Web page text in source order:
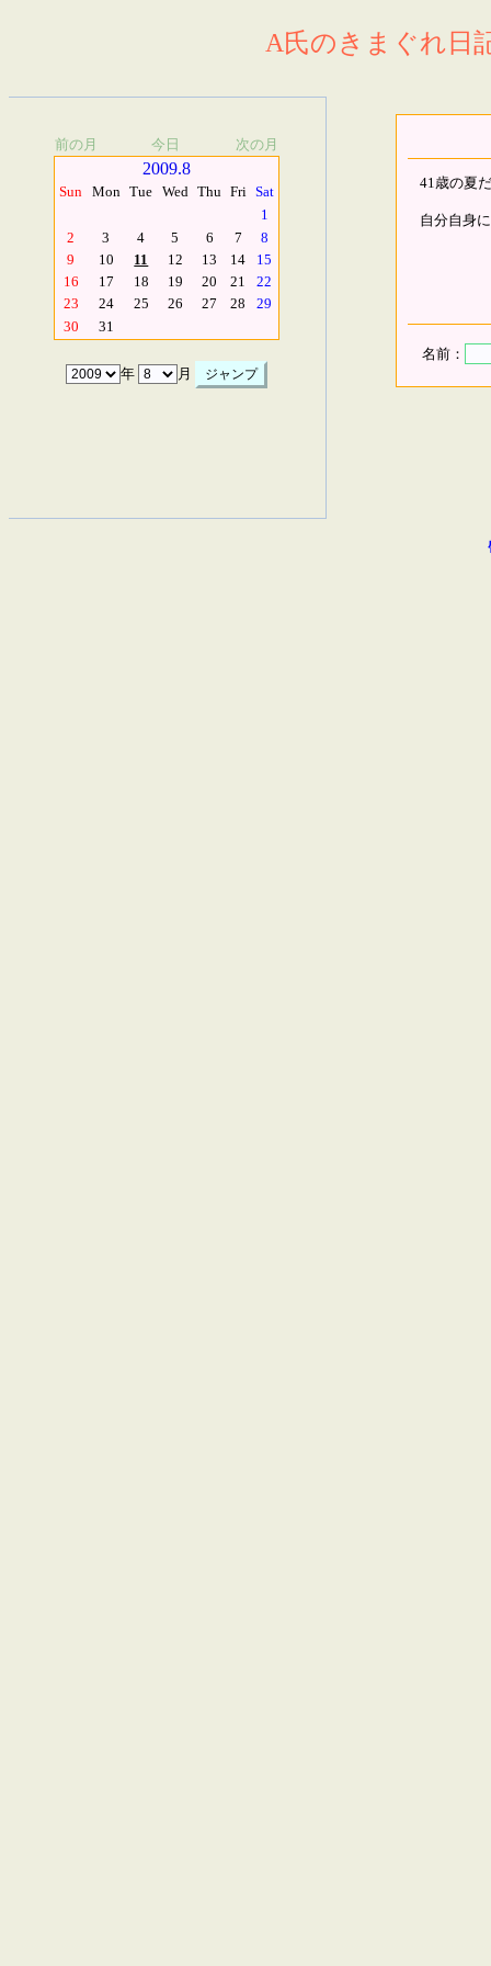
A氏のきまぐれ日
前の月 今日 次の月
2009.8
Sun Mon Tue Wed Thu Fri Sat
1
2
3 4 5 6 7
8
9
10 11 12 13 14
15
16
17 18 19 20 21
22
23
24 25 26 27 28
29
30
31
年 月
41歳の夏
自分自身
名前：